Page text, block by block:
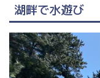
湖畔で水遊び